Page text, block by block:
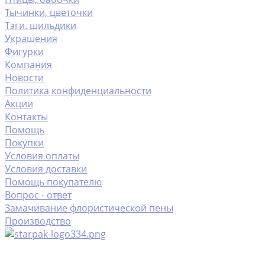
Тычинки, цветочки
Тэги. шильдики
Украшения
Фигурки
Компания
Новости
Политика конфиденциальности
Акции
Контакты
Помощь
Покупки
Условия оплаты
Условия доставки
Помощь покупателю
Вопрос - ответ
Замачивание флористической пены
Производство